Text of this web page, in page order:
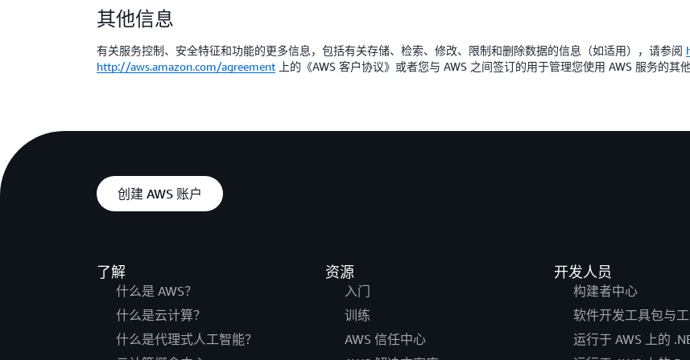
其他信息
有关服务控制、安全特征和功能的更多信息，包括有关存储、检索、修改、限制和删除数据的信息（如适用），请参阅
http://aws.amazon.com/agreement 上的《AWS 客户协议》或者您与 AWS 之间签订的用于管理您使用 AWS 服务的其
创建 AWS 账户
了解
什么是 AWS？
什么是云计算？
什么是代理式人工智能？
资源
入门
训练
AWS 信任中心
开发人员
构建者中心
软件开发工具包与
运行于 AWS 上的